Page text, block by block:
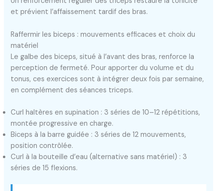
et prévient l’affaissement tardif des bras.
Raffermir les biceps : mouvements efficaces et choix du
matériel
Le galbe des biceps, situé à l’avant des bras, renforce la
perception de fermeté. Pour apporter du volume et du
tonus, ces exercices sont à intégrer deux fois par semaine,
en complément des séances triceps.
Curl haltères en supination : 3 séries de 10–12 répétitions,
montée progressive en charge.
Biceps à la barre guidée : 3 séries de 12 mouvements,
position contrôlée.
Curl à la bouteille d’eau (alternative sans matériel) : 3
séries de 15 flexions.